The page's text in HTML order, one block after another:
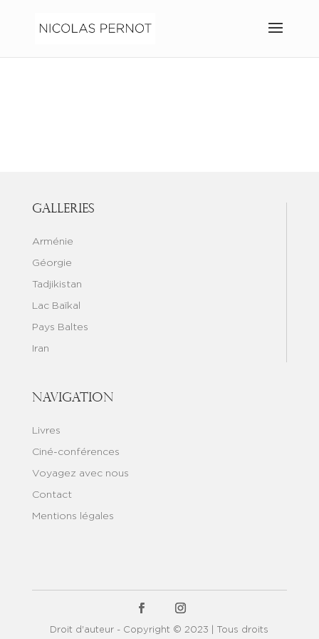
Galleries
Arménie
Géorgie
Tadjikistan
Lac Baïkal
Pays Baltes
Iran
Navigation
Livres
Ciné-conférences
Voyagez avec nous
Contact
Mentions légales
Droit d'auteur - Copyright © 2023 | Tous droits